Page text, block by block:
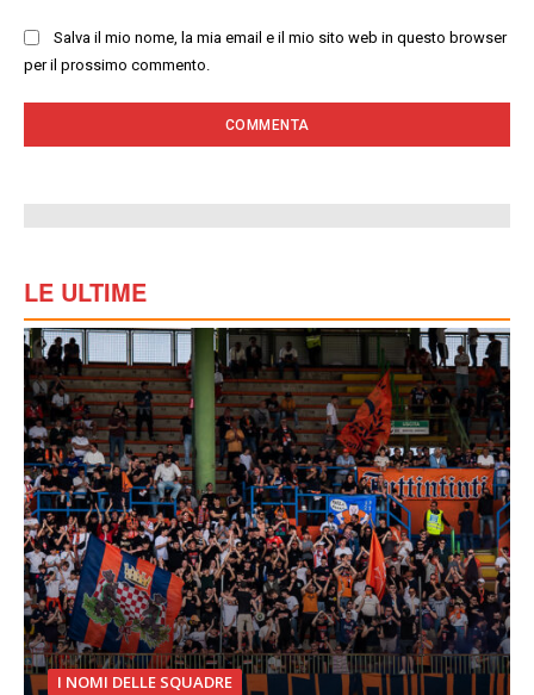
Salva il mio nome, la mia email e il mio sito web in questo browser
per il prossimo commento.
LE ULTIME
I NOMI DELLE SQUADRE